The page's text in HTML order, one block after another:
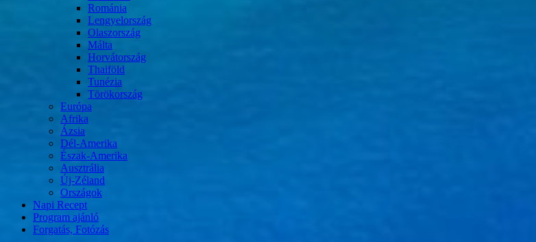
Románia
Lengyelország
Olaszország
Málta
Horvátország
Thaiföld
Tunézia
Törökország
Európa
Afrika
Ázsia
Dél-Amerika
Észak-Amerika
Ausztrália
Új-Zéland
Országok
Napi Recept
Program ajánló
Forgatás, Fotózás